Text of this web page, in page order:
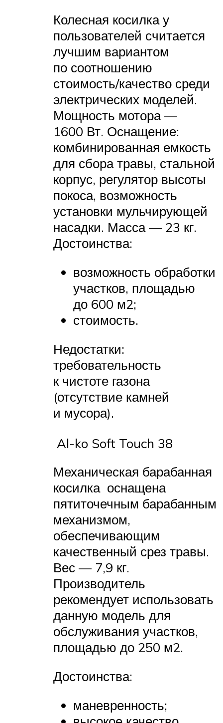
Колесная косилка у
пользователей считается
лучшим вариантом
по соотношению
стоимость/качество среди
электрических моделей.
Мощность мотора —
1600 Вт. Оснащение:
комбинированная емкость
для сбора травы, стальной
корпус, регулятор высоты
покоса, возможность
установки мульчирующей
насадки. Масса — 23 кг.
Достоинства:
возможность обработки
участков, площадью
до 600 м2;
стоимость.
Недостатки:
требовательность
к чистоте газона
(отсутствие камней
и мусора).
Al-ko Soft Touch 38
Механическая барабанная
косилка оснащена
пятиточечным барабанным
механизмом,
обеспечивающим
качественный срез травы.
Вес — 7,9 кг.
Производитель
рекомендует использовать
данную модель для
обслуживания участков,
площадью до 250 м2.
Достоинства:
маневренность;